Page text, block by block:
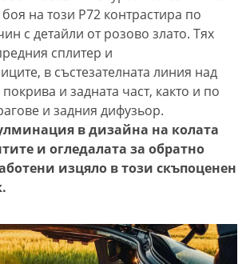
на този P72 контрастира по
с детайли от розово злато. Тях
сплитер и
в състезателната линия над
и задната част, както и по
и задния дифузьор.
в дизайна на колата
и огледалата за обратно
изцяло в този скъпоценен